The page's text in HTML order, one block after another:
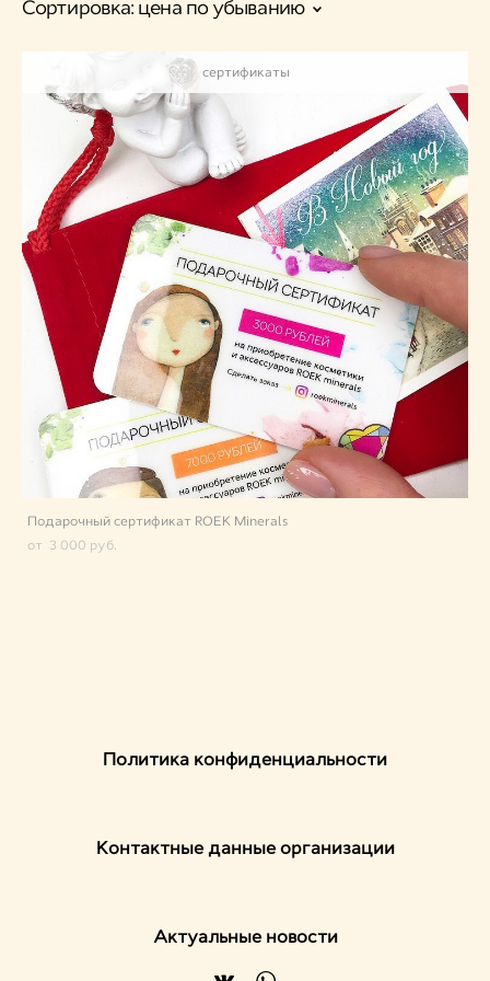
Сортировка: цена по убыванию
сертификаты
Подарочный сертификат ROEK Minerals
от 3 000 pуб.
Политика конфиденциальности
Контактные данные организации
Актуальные новости